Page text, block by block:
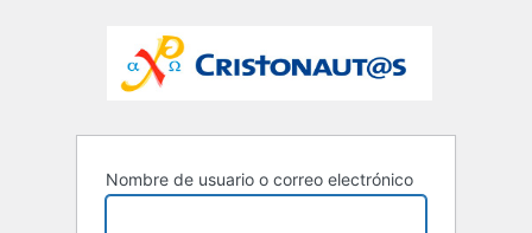
Nombre de usuario o correo electrónico